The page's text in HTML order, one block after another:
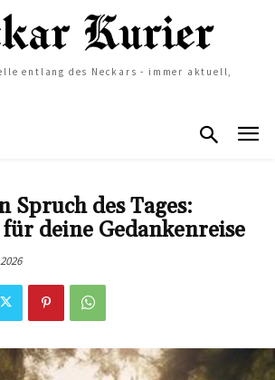
entlang des Neckars - immer aktuell,
Spruch des Tages:
deine Gedankenreise